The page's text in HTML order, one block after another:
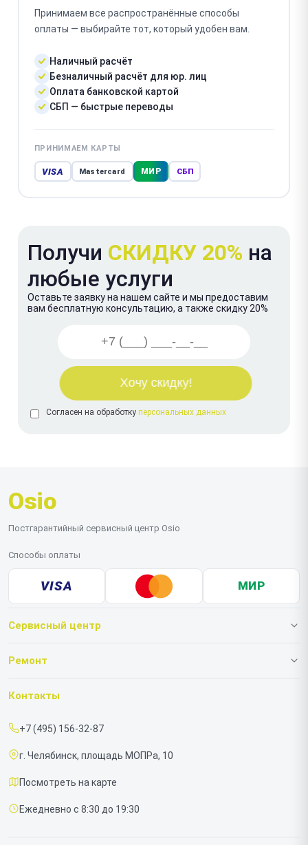
Принимаем все распространённые способы
оплаты — выбирайте тот, который удобен вам.
Наличный расчёт
Безналичный расчёт для юр. лиц
Оплата банковской картой
СБП — быстрые переводы
ПРИНИМАЕМ КАРТЫ
VISA Mastercard МИР СБП
Получи СКИДКУ 20% на
любые услуги
Оставьте заявку на нашем сайте и мы предоставим
вам бесплатную консультацию, а также скидку 20%
Согласен на обработку персональных данных
Osio
Постгарантийный сервисный центр Osio
Способы оплаты
VISA МИР
Сервисный центр
О нашем сервисе
Срочный ремонт
Доставка и способы оплаты
Диагностика
Контакты
Ремонт
Ноутбуков
Контакты
+7 (495) 156-32-87
г. Челябинск, площадь МОПРа, 10
Посмотреть на карте
Ежедневно с 8:30 до 19:30